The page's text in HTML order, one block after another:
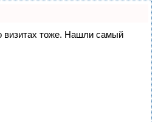
визитах тоже. Нашли самый